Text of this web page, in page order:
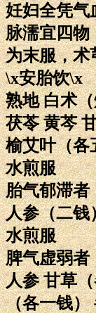
妊妇全凭气
脉濡宜四物
为末服，术
\x安胎饮\x
熟地 白术
茯苓 黄芩
榆艾叶（各
水煎服
胎气郁滞者
人参（二钱
水煎服
脾气虚弱者
人参 甘草
（各一钱）